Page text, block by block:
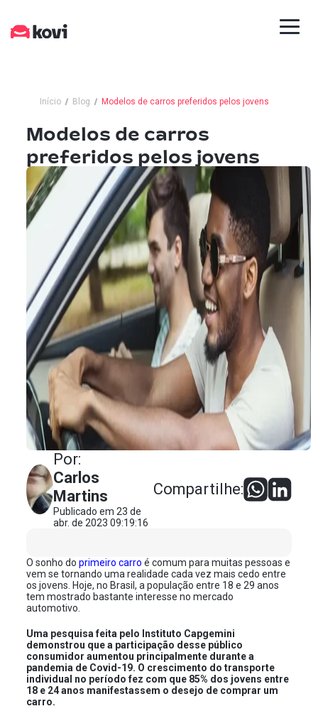
Início Blog Modelos de carros preferidos pelos jovens
Modelos de carros
preferidos pelos jovens
Por:
Carlos
Martins
Publicado em 23 de
abr. de 2023 09:19:16
Compartilhe:
O sonho doprimeiro carro é comum para muitas pessoas e
vem se tornando uma realidade cada vez mais cedo entre
os jovens. Hoje, no Brasil, a população entre 18 e 29 anos
tem mostrado bastante interesse no mercado
automotivo.
Uma pesquisa feita pelo Instituto Capgemini
demonstrou que a participação desse público
consumidor aumentou principalmente durante a
pandemia de Covid-19. O crescimento do transporte
individual no período fez com que 85% dos jovens entre
18 e 24 anos manifestassem o desejo de comprar um
carro.